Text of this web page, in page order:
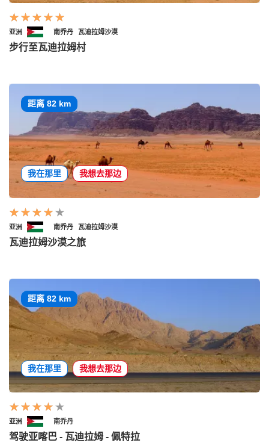
亚洲 南乔丹 瓦迪拉姆沙漠
步行至瓦迪拉姆村
距离 82 km
我在那里 我想去那边
亚洲 南乔丹 瓦迪拉姆沙漠
瓦迪拉姆沙漠之旅
距离 82 km
我在那里 我想去那边
亚洲 南乔丹
驾驶亚喀巴 - 瓦迪拉姆 - 佩特拉